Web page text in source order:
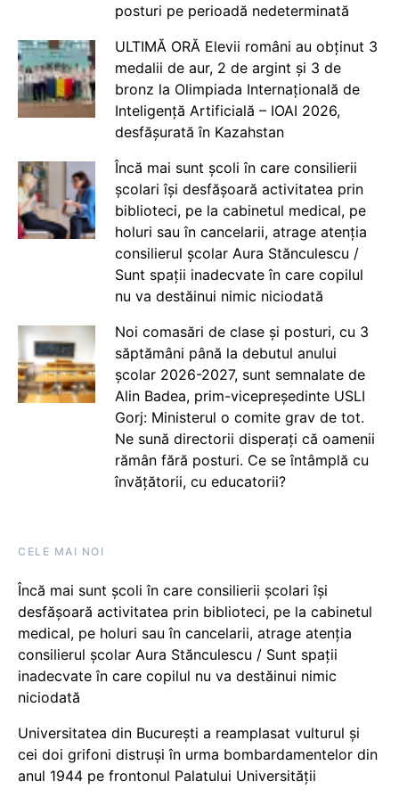
posturi pe perioadă nedeterminată
ULTIMĂ ORĂ Elevii români au obținut 3
medalii de aur, 2 de argint și 3 de
bronz la Olimpiada Internațională de
Inteligență Artificială – IOAI 2026,
desfășurată în Kazahstan
Încă mai sunt școli în care consilierii
școlari își desfășoară activitatea prin
biblioteci, pe la cabinetul medical, pe
holuri sau în cancelarii, atrage atenția
consilierul școlar Aura Stănculescu /
Sunt spații inadecvate în care copilul
nu va destăinui nimic niciodată
Noi comasări de clase și posturi, cu 3
săptămâni până la debutul anului
școlar 2026-2027, sunt semnalate de
Alin Badea, prim-vicepreședinte USLI
Gorj: Ministerul o comite grav de tot.
Ne sună directorii disperați că oamenii
rămân fără posturi. Ce se întâmplă cu
învățătorii, cu educatorii?
CELE MAI NOI
Încă mai sunt școli în care consilierii școlari își
desfășoară activitatea prin biblioteci, pe la cabinetul
medical, pe holuri sau în cancelarii, atrage atenția
consilierul școlar Aura Stănculescu / Sunt spații
inadecvate în care copilul nu va destăinui nimic
niciodată
Universitatea din București a reamplasat vulturul și
cei doi grifoni distruși în urma bombardamentelor din
anul 1944 pe frontonul Palatului Universității